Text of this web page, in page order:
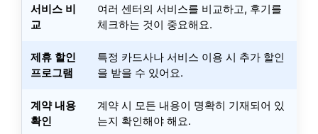
서비스 비
교
여러 센터의 서비스를 비교하고, 후기를
체크하는 것이 중요해요.
제휴 할인
프로그램
특정 카드사나 서비스 이용 시 추가 할인
을 받을 수 있어요.
계약 내용
확인
계약 시 모든 내용이 명확히 기재되어 있
는지 확인해야 해요.